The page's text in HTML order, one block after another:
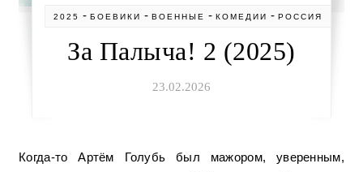
2025 -БОЕВИКИ -ВОЕННЫЕ -КОМЕДИИ -РОССИЯ
За Палыча! 2 (2025)
23.02.2026
Когда-то Артём Голубь был мажором, уверенным,